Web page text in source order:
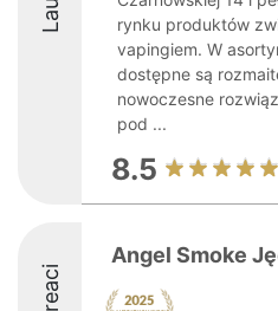
rynku produktów
vapingiem. W
dostępne są
nowoczesne
pod ...
8.5
Angel Smoke